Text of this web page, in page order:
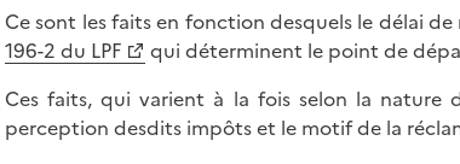
Ce sont les faits en fonction desquels le délai
196-2 du LPF
qui déterminent le point de
Ces faits, qui varient à la fois selon la
perception desdits impôts et le motif de la